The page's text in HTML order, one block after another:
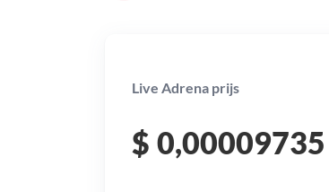
Live Adrena prijs
$ 0,00009735